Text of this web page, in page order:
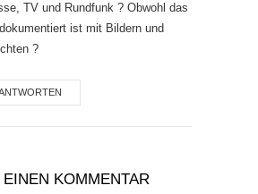
TV und Rundfunk ? Obwohl das
ist mit Bildern und
?
KOMMENTAR